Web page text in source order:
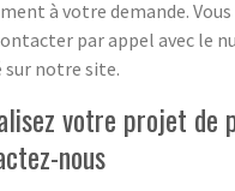
à votre demande. Vous
par appel avec le
sur notre site.
votre projet de
nous